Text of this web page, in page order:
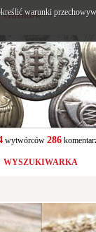
Guzików
wytwórców 286
WYSZUKIWARKA
warunki